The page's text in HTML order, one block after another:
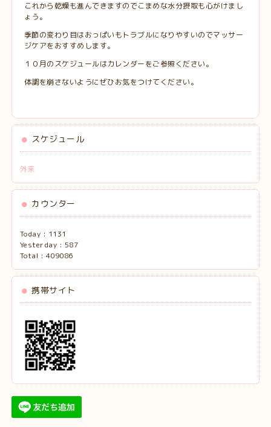
これから乾燥も進んできますのでこまめな水分摂取も心がけまし
ょう。
季節の変わり目はおっぱいもトラブルになりやすいのでマッサー
ジケアをおすすめします。
１０月のスケジュールはカレンダーをご参照ください。
体調を崩さないようにぜひお気をつけてください。
スケジュール
外来
カウンター
Today : 1131
Yesterday : 587
Total : 409086
携帯サイト